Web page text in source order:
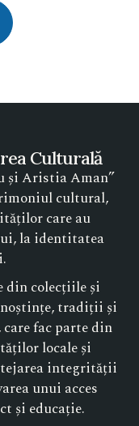
Culturală
și Aristia Aman”
cultural,
care au
la identitatea
din colecțiile și
tradiții și
fac parte din
locale și
integrității
unui acces
și educație.